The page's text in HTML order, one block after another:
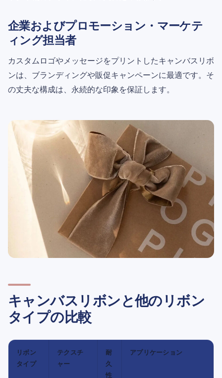
企業およびプロモーション・マーケテ
ィング担当者
カスタムロゴやメッセージをプリントしたキャンバスリボ
ンは、ブランディングや販促キャンペーンに最適です。そ
の丈夫な構成は、永続的な印象を保証します。
キャンバスリボンと他のリボン
タイプの比較
リボン
タイプ
テクスチ
ャー
耐
久
性
アプリケーション